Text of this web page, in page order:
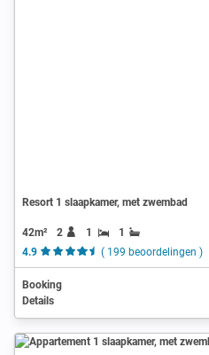
Resort 1 slaapkamer, met zwembad
42m² 2 1
1
4.9
( 199 beoordelingen )
Booking
Details